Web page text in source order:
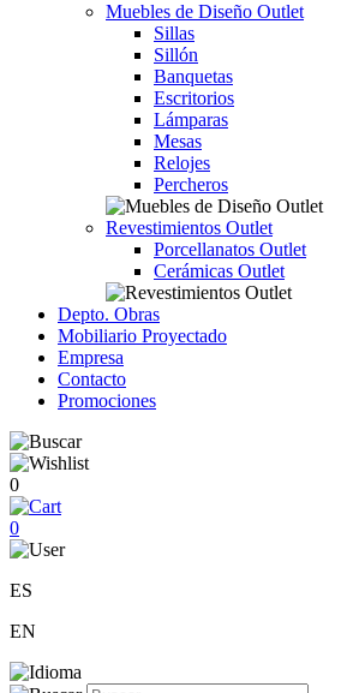
Muebles de Diseño Outlet
Sillas
Sillón
Banquetas
Escritorios
Lámparas
Mesas
Relojes
Percheros
Revestimientos Outlet
Porcellanatos Outlet
Cerámicas Outlet
Depto. Obras
Mobiliario Proyectado
Empresa
Contacto
Promociones
0
0
ES
EN